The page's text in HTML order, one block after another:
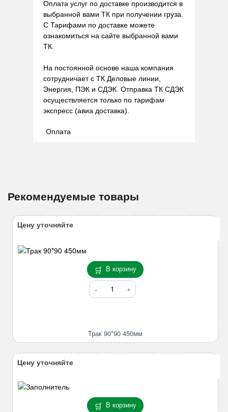
Оплата услуг по доставке производится в
выбранной вами ТК при получении груза.
С Тарифами по доставке можете
ознакомиться на сайте выбранной вами
ТК.
На постоянной основе наша компания
сотрудничает с ТК Деловые линии,
Энергия, ПЭК и СДЭК. Отправка ТК СДЭК
осуществляется только по тарифам
экспресс (авиа доставка).
Оплата
Рекомендуемые товары
В корзину
Количество
товара
Трак 90*90 450мм
Цену уточняйте
В корзину
Цену уточняйте